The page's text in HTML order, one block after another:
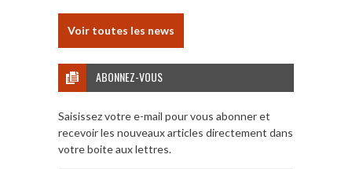
Voir toutes les news
ABONNEZ-VOUS
Saisissez votre e-mail pour vous abonner et
recevoir les nouveaux articles directement dans
votre boite aux lettres.